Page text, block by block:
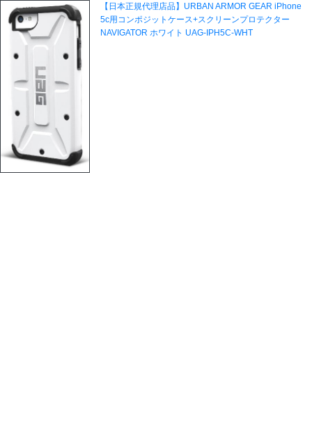
【日本正規代理店品】URBAN ARMOR GEAR iPhone
5c用コンポジットケース+スクリーンプロテクター
NAVIGATOR ホワイト UAG-IPH5C-WHT